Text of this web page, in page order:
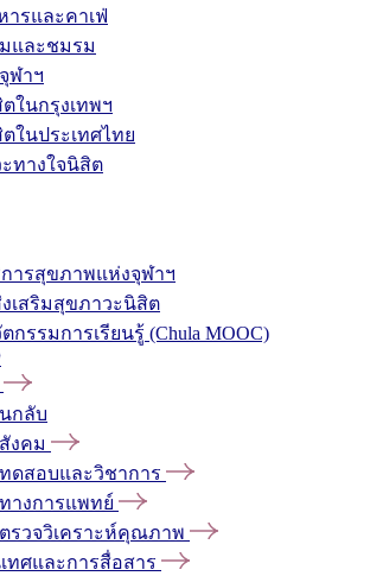
ารและคาเฟ่
และชมรม
ฬาฯ
ในกรุงเทพฯ
ในประเทศไทย
ทางใจนิสิต
ารสุขภาพแห่งจุฬาฯ
เสริมสุขภาวะนิสิต
กรรมการเรียนรู้ (Chula MOOC)
กลับ
งคม
ดสอบและวิชาการ
างการแพทย์
รวจวิเคราะห์คุณภาพ
ทศและการสื่อสาร